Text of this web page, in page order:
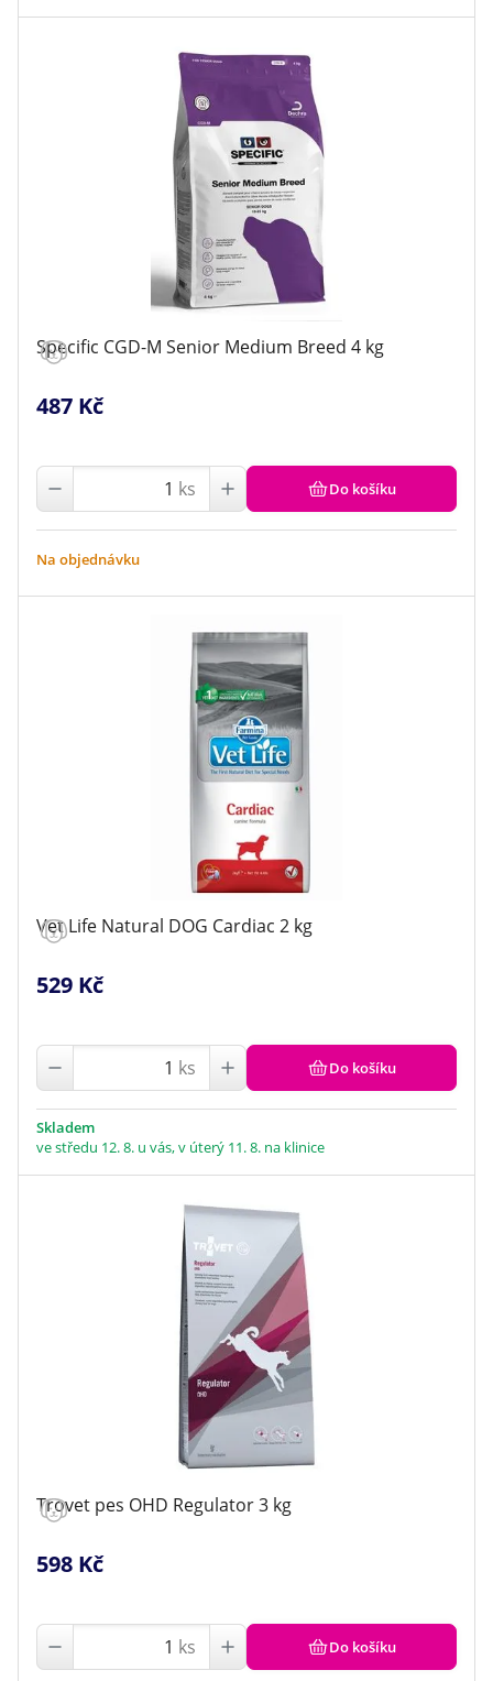
Specific CGD-M Senior Medium Breed 4 kg
487 Kč
ks Do košíku
Na objednávku
Vet Life Natural DOG Cardiac 2 kg
529 Kč
ks Do košíku
Skladem
ve středu 12. 8. u vás, v úterý 11. 8. na klinice
Trovet pes OHD Regulator 3 kg
598 Kč
ks Do košíku